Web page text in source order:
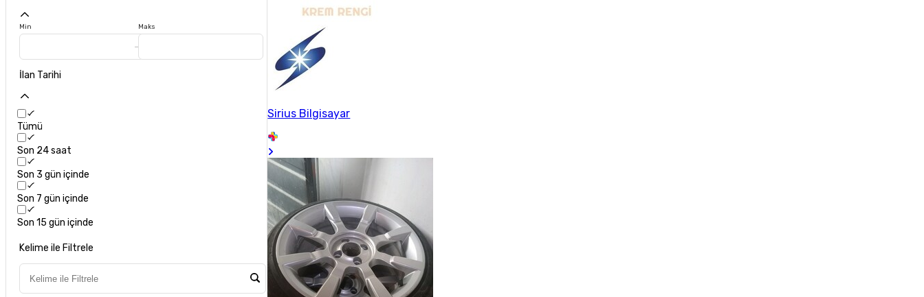
Min Maks
İlan Tarihi
Tümü
Son 24 saat
Son 3 gün içinde
Son 7 gün içinde
Son 15 gün içinde
Kelime ile Filtrele
Sirius Bilgisayar